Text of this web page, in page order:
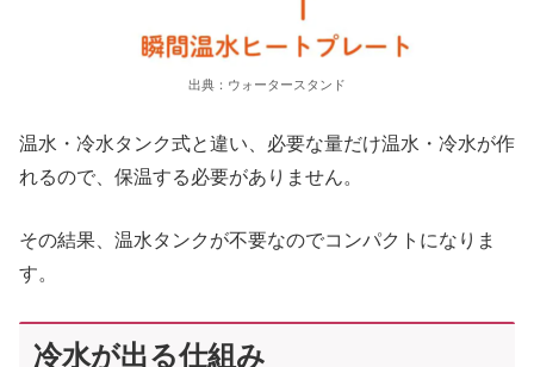
出典：ウォータースタンド
温水・冷水タンク式と違い、必要な量だけ温水・冷水が作
れるので、保温する必要がありません。
その結果、温水タンクが不要なのでコンパクトになりま
す。
冷水が出る仕組み